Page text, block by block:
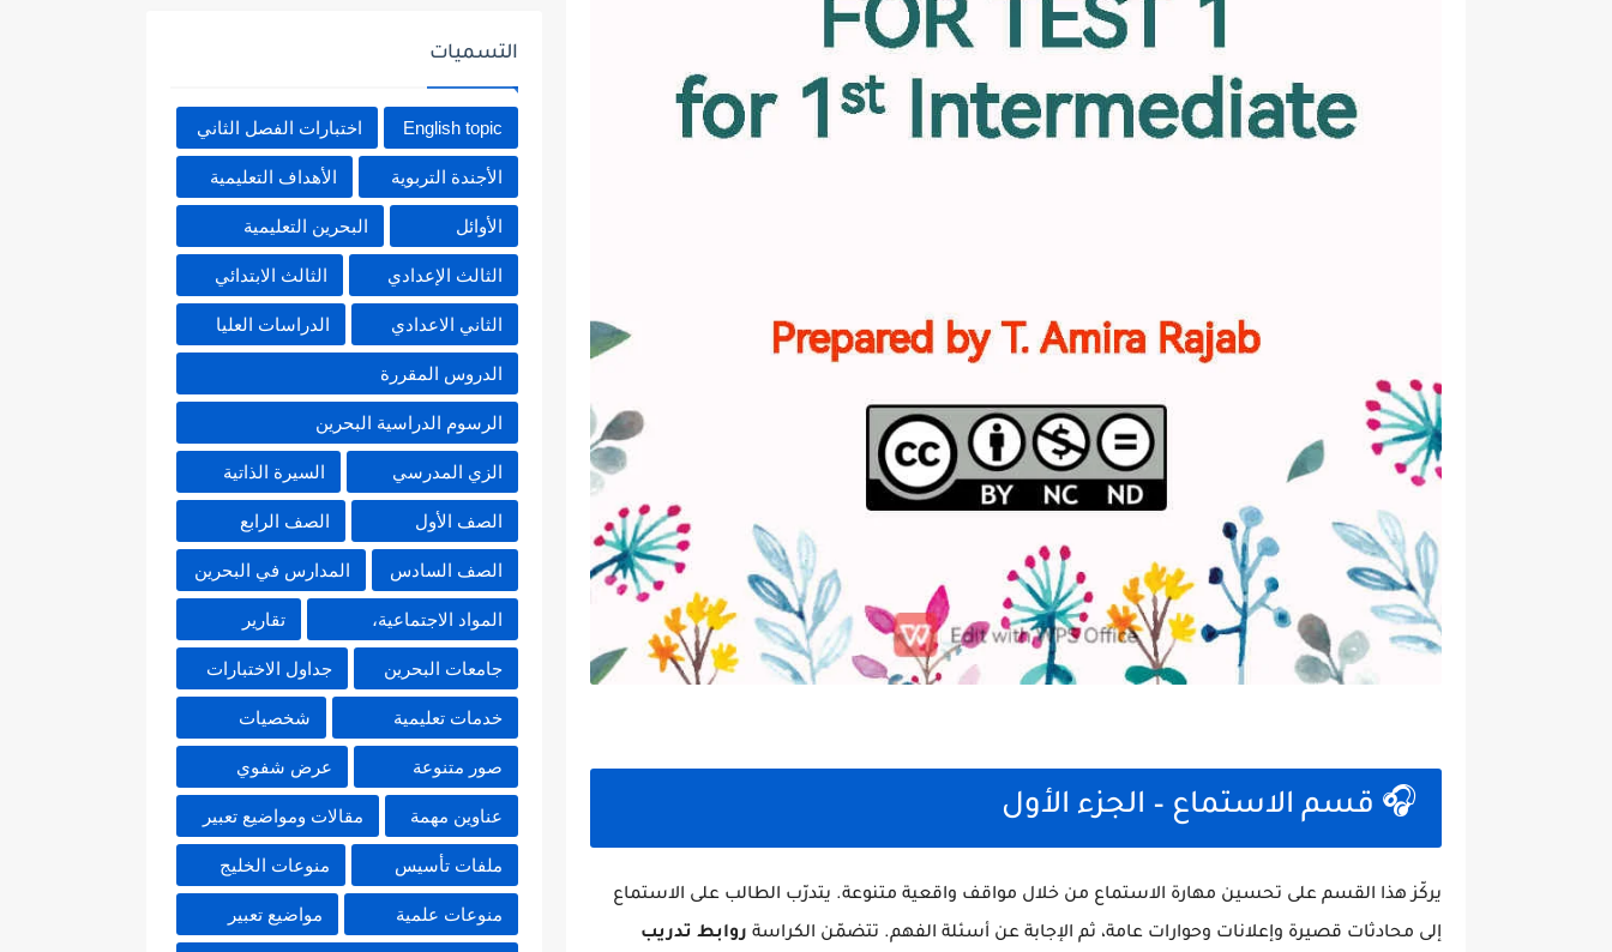
🎧 قسم الاستماع – الجزء الأول
يركّز هذا القسم على تحسين مهارة الاستماع من خلال مواقف واقعية متنوعة. يتدرّب الطالب على الاستماع
إلى محادثات قصيرة وإعلانات وحوارات عامة، ثم الإجابة عن أسئلة الفهم. تتضمّن الكراسة روابط تدريب
التسميات
English topic اختبارات الفصل الثاني
الأجندة التربوية الأهداف التعليمية
الأوائل البحرين التعليمية
الثالث الإعدادي الثالث الابتدائي
الثاني الاعدادي الدراسات العليا
الدروس المقررة
الرسوم الدراسية البحرين
الزي المدرسي السيرة الذاتية
الصف الأول الصف الرابع
الصف السادس المدارس في البحرين
المواد الاجتماعية، تقارير
جامعات البحرين جداول الاختبارات
خدمات تعليمية شخصيات
صور متنوعة عرض شفوي
عناوين مهمة مقالات ومواضيع تعبير
ملفات تأسيس منوعات الخليج
منوعات علمية مواضيع تعبير